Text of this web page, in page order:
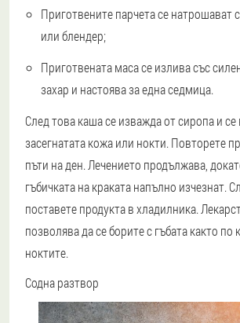
Приготвените парчета се натрошават
или блендер;
Приготвената маса се излива със
захар и настоява за една седмица.
След това каша се изважда от сиропа и се
засегнатата кожа или нокти. Повторете
пъти на ден. Лечението продължава,
гъбичката на краката напълно изчезнат.
поставете продукта в хладилника.
позволява да се борите с гъбата както по
ноктите.
Содна разтвор